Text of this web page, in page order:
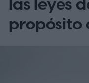
propósito